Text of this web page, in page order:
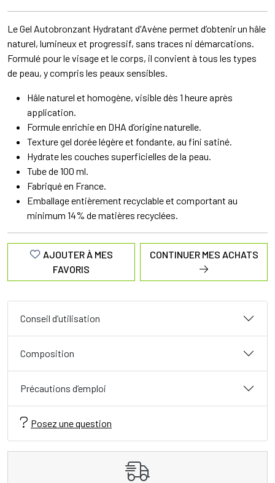
Le Gel Autobronzant Hydratant d'Avène permet d’obtenir un hâle
naturel, lumineux et progressif, sans traces ni démarcations.
Formulé pour le visage et le corps, il convient à tous les types
de peau, y compris les peaux sensibles.
Hâle naturel et homogène, visible dès 1 heure après
application.
Formule enrichie en DHA d’origine naturelle.
Texture gel dorée légère et fondante, au fini satiné.
Hydrate les couches superficielles de la peau.
Tube de 100 ml.
Fabriqué en France.
Emballage entièrement recyclable et comportant au
minimum 14% de matières recyclées.
AJOUTER À MES
FAVORIS
CONTINUER MES ACHATS
Conseil d’utilisation
Composition
Précautions d’emploi
Posez une question